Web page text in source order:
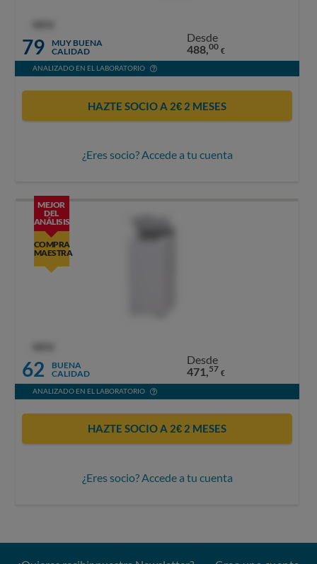
79
MUY BUENA
CALIDAD
Desde
488,00 €
ANALIZADO EN EL LABORATORIO
HAZTE SOCIO A 2€ 2 MESES
¿Eres socio? Accede a tu cuenta
MEJOR
DEL
ANÁLISIS
COMPRA
MAESTRA
62
BUENA
CALIDAD
Desde
471,57 €
ANALIZADO EN EL LABORATORIO
HAZTE SOCIO A 2€ 2 MESES
¿Eres socio? Accede a tu cuenta